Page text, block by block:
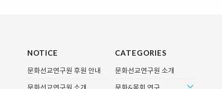
NOTICE
문화선교연구원 후원 안내
문화선교연구원 소개
CATEGORIES
문화선교연구원 소개
문화&목회 연구